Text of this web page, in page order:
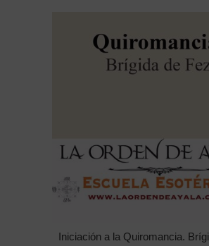
Iniciación a la Quiromancia.